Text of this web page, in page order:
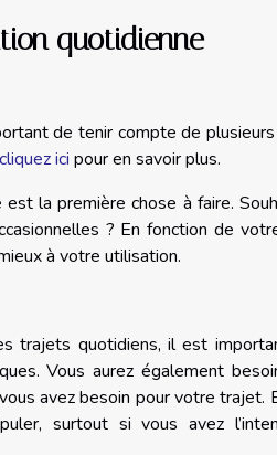
quotidienne
de tenir compte de
cliquez ici pour en savoir plus.
la première chose à faire.
? En fonction de
à votre utilisation.
trajets quotidiens, il est
Vous aurez également
avez besoin pour votre trajet.
surtout si vous avez